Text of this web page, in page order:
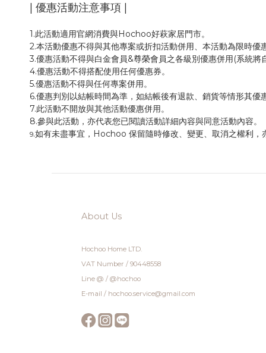
| 優惠活動注意事項 |
1.此活動適用官網消費與Hochoo好萩家居門市。
2.本活動優惠不得與其他專案或折扣活動併用、本活動為限時優
3.優惠活動不得與白金會員&尊榮會員之各級別優惠併用(系統將
4.優惠活動不得搭配使用任何優惠券。
5.優惠活動不得與任何專案併用。
6.優惠判別以結帳時間為準，如結帳後有退款、銷貨等情形其優
7.此活動不開放與其他活動優惠併用。
8.參與此活動，亦代表您已閱讀活動詳細內容與同意活動內容。
9.如有未盡事宜，Hochoo 保留隨時修改、變更、取消之權利，
About Us
Hochoo Home LTD.
VAT Number / 90448558
Line @ / @hochoo
E-mail / hochoo.service@gmail.com